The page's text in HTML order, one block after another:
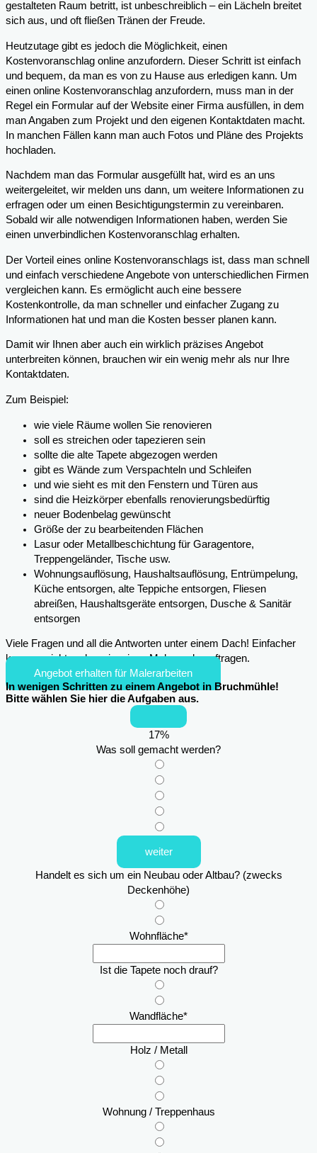
gestalteten Raum betritt, ist unbeschreiblich – ein Lächeln breitet
sich aus, und oft fließen Tränen der Freude.
Heutzutage gibt es jedoch die Möglichkeit, einen
Kostenvoranschlag online anzufordern. Dieser Schritt ist einfach
und bequem, da man es von zu Hause aus erledigen kann. Um
einen online Kostenvoranschlag anzufordern, muss man in der
Regel ein Formular auf der Website einer Firma ausfüllen, in dem
man Angaben zum Projekt und den eigenen Kontaktdaten macht.
In manchen Fällen kann man auch Fotos und Pläne des Projekts
hochladen.
Nachdem man das Formular ausgefüllt hat, wird es an uns
weitergeleitet, wir melden uns dann, um weitere Informationen zu
erfragen oder um einen Besichtigungstermin zu vereinbaren.
Sobald wir alle notwendigen Informationen haben, werden Sie
einen unverbindlichen Kostenvoranschlag erhalten.
Der Vorteil eines online Kostenvoranschlags ist, dass man schnell
und einfach verschiedene Angebote von unterschiedlichen Firmen
vergleichen kann. Es ermöglicht auch eine bessere
Kostenkontrolle, da man schneller und einfacher Zugang zu
Informationen hat und man die Kosten besser planen kann.
Damit wir Ihnen aber auch ein wirklich präzises Angebot
unterbreiten können, brauchen wir ein wenig mehr als nur Ihre
Kontaktdaten.
Zum Beispiel:
wie viele Räume wollen Sie renovieren
soll es streichen oder tapezieren sein
sollte die alte Tapete abgezogen werden
gibt es Wände zum Verspachteln und Schleifen
und wie sieht es mit den Fenstern und Türen aus
sind die Heizkörper ebenfalls renovierungsbedürftig
neuer Bodenbelag gewünscht
Größe der zu bearbeitenden Flächen
Lasur oder Metallbeschichtung für Garagentore,
Treppengeländer, Tische usw.
Wohnungsauflösung, Haushaltsauflösung, Entrümpelung,
Küche entsorgen, alte Teppiche entsorgen, Fliesen
abreißen, Haushaltsgeräte entsorgen, Dusche & Sanitär
entsorgen
Viele Fragen und all die Antworten unter einem Dach! Einfacher
kann es nicht mehr sein, einen Maler zu beauftragen.
Angebot erhalten für Malerarbeiten
In wenigen Schritten zu einem Angebot in Bruchmühle!
Bitte wählen Sie hier die Aufgaben aus.
17%
Was soll gemacht werden?
weiter
Handelt es sich um ein Neubau oder Altbau? (zwecks
Deckenhöhe)
Wohnfläche*
Ist die Tapete noch drauf?
Wandfläche*
Holz / Metall
Wohnung / Treppenhaus